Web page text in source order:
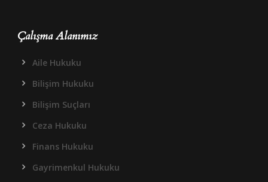
Çalışma Alanımız
Aile Hukuku
Bilişim Hukuku
Bilişim Suçları
Ceza Hukuku
Finans Hukuku
Gayrimenkul Hukuku